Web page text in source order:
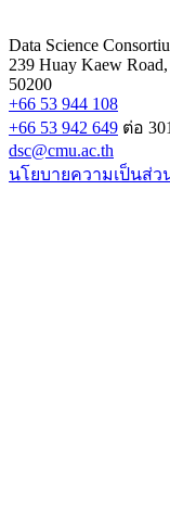
Data Science
239 Huay Kaew
50200
+66 53 944 108
+66 53 942 649 ต่อ
dsc@cmu.ac.th
นโยบายความเป็นส่ว